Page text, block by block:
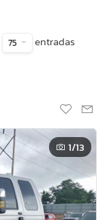
75 entradas
1/13